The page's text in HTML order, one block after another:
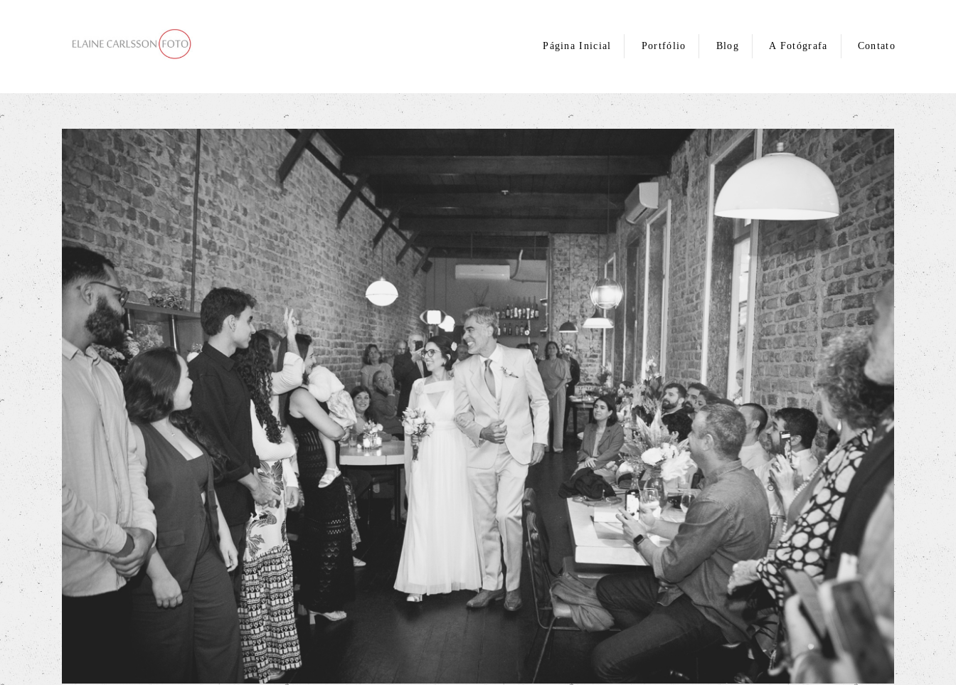
Página Inicial Portfólio Blog A Fotógrafa Contato